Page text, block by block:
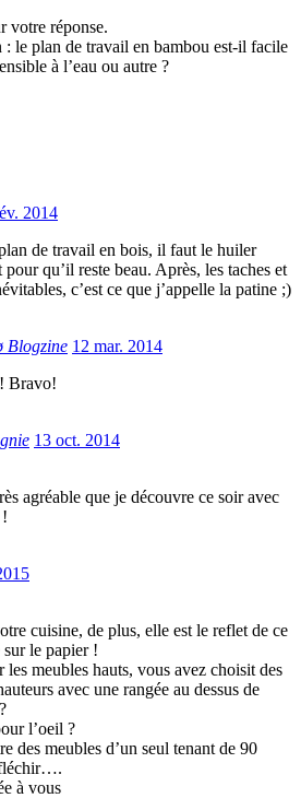
votre réponse.
: le plan de travail en bambou est-il facile
à l’eau ou autre ?
2014
de travail en bois, il faut le huiler
qu’il reste beau. Après, les taches et
c’est ce que j’appelle la patine ;)
Blogzine 12 mar. 2014
Bravo!
13 oct. 2014
agréable que je découvre ce soir avec
cuisine, de plus, elle est le reflet de ce
le papier !
les meubles hauts, vous avez choisit des
avec une rangée au dessus de
l’oeil ?
des meubles d’un seul tenant de 90
à vous